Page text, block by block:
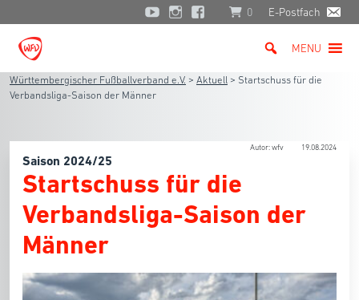
0 E-Postfach
MENU
Württembergischer Fußballverband e.V. > Aktuell > Startschuss für die
Verbandsliga-Saison der Männer
Autor: wfv 19.08.2024
Saison 2024/25
Startschuss für die
Verbandsliga-Saison der
Männer